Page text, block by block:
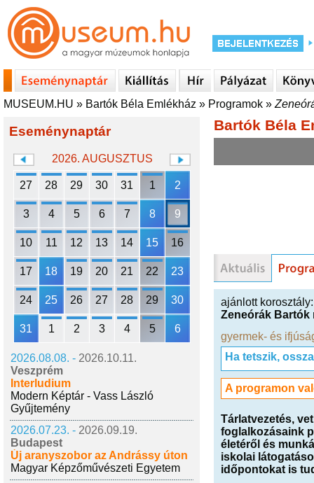
MUSEUM.HU » Bartók Béla Emlékház » Programok »
Eseménynaptár
2026. AUGUSZTUS
27 28 29 30 31 1 2
3 4 5 6 7 8 9
10 11 12 13 14 15 16
17 18 19 20 21 22 23
24 25 26 27 28 29 30
31 1 2 3 4 5 6
2026.08.08. - 2026.10.11.
Veszprém
Interludium
Modern Képtár - Vass László
Gyűjtemény
2026.07.23. - 2026.09.19.
Budapest
Új aranyszobor az Andrássy úton
Magyar Képzőművészeti Egyetem
Bartók Béla
ajánlott
Zeneórák Bartók
gyermek- és
Ha tetszik,
A programon
Tárlatvezetés,
foglalkozásaink
életéről és
iskolai
időpontokat is